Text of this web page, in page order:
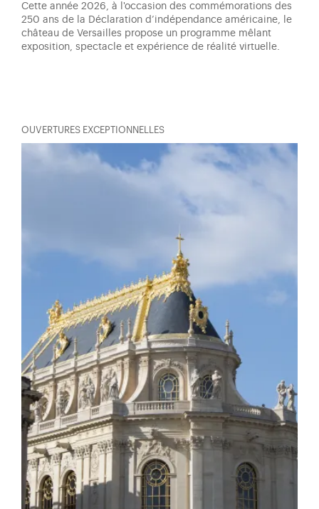
Cette année 2026, à l'occasion des commémorations des
250 ans de la Déclaration d’indépendance américaine, le
château de Versailles propose un programme mêlant
exposition, spectacle et expérience de réalité virtuelle.
OUVERTURES EXCEPTIONNELLES